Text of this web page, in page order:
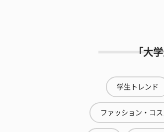
「大
学生トレンド
ファッション・コス